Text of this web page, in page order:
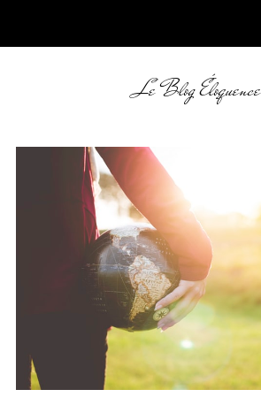
Le Blog Éloquence